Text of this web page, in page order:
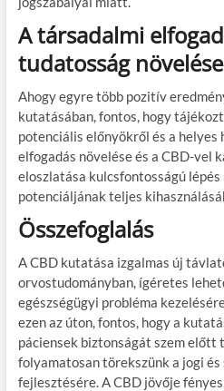
A társadalmi
tudatosság növelése
Ahogy egyre több pozitív
kutatásában, fontos, hogy
potenciális előnyökről és a
elfogadás növelése és a CBD-vel
eloszlatása kulcsfontosságú
potenciáljának teljes
Összefoglalás
A CBD kutatása izgalmas új
orvostudományban, ígéretes
egészségügyi probléma
ezen az úton, fontos, hogy a
páciensek biztonságát szem előtt
folyamatosan törekszünk a jogi
fejlesztésére. A CBD jövője